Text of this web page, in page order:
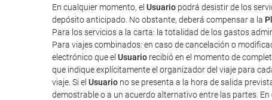
En cualquier momento, el Usuario podrá desistir de los
depósito anticipado. No obstante, deberá compensar a la
Para los servicios a la carta: la totalidad de los gastos
Para viajes combinados: en caso de cancelación o
electrónico que el Usuario recibió en el momento de
que indique explícitamente el organizador del viaje para
viaje. Si el Usuario no se presenta a la hora de salida
demostrable o a un acuerdo alternativo entre las partes.